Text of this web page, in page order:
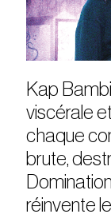
Kap
viscérale
chaque
brute,
réinvente